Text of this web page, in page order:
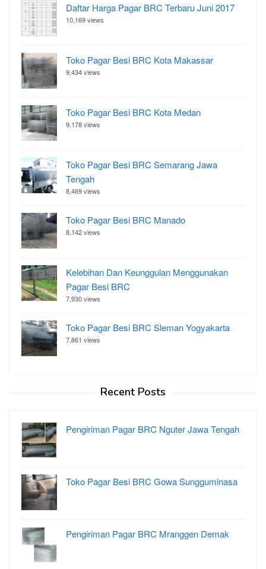
Daftar Harga Pagar BRC Terbaru Juni 2017
10,169 views
Toko Pagar Besi BRC Kota Makassar
9,434 views
Toko Pagar Besi BRC Kota Medan
9,178 views
Toko Pagar Besi BRC Semarang Jawa
Tengah
8,469 views
Toko Pagar Besi BRC Manado
8,142 views
Kelebihan Dan Keunggulan Menggunakan
Pagar Besi BRC
7,930 views
Toko Pagar Besi BRC Sleman Yogyakarta
7,861 views
Recent Posts
Pengiriman Pagar BRC Nguter Jawa Tengah
Toko Pagar Besi BRC Gowa Sungguminasa
Pengiriman Pagar BRC Mranggen Demak